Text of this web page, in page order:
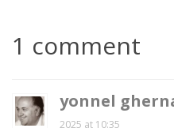
1 comment
yonnel
2025 at 10:35